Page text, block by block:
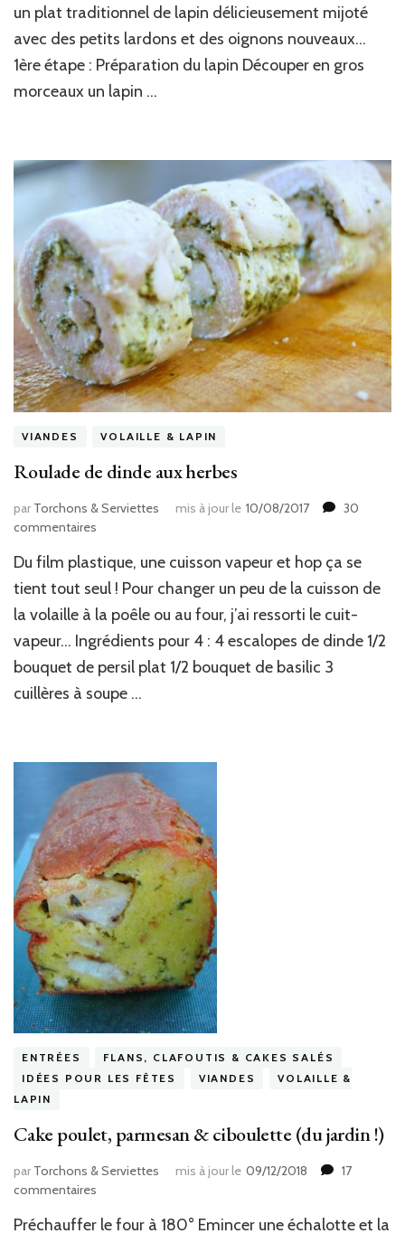
un plat traditionnel de lapin délicieusement mijoté
avec des petits lardons et des oignons nouveaux…
1ère étape : Préparation du lapin Découper en gros
morceaux un lapin …
VIANDES VOLAILLE & LAPIN
Roulade de dinde aux herbes
par Torchons & Serviettes mis à jour le 10/08/2017
30
commentaires
de
dinde
herbes
Du film plastique, une cuisson vapeur et hop ça se
tient tout seul ! Pour changer un peu de la cuisson de
la volaille à la poêle ou au four, j’ai ressorti le cuit-
vapeur… Ingrédients pour 4 : 4 escalopes de dinde 1/2
bouquet de persil plat 1/2 bouquet de basilic 3
cuillères à soupe …
ENTRÉES
FLANS, CLAFOUTIS & CAKES SALÉS
IDÉES POUR LES FÊTES
VIANDES
VOLAILLE &
LAPIN
Cake poulet, parmesan & ciboulette (du jardin !)
par Torchons & Serviettes mis à jour le 09/12/2018
17
commentaires
poulet,
Préchauffer le four à 180° Emincer une échalotte et la